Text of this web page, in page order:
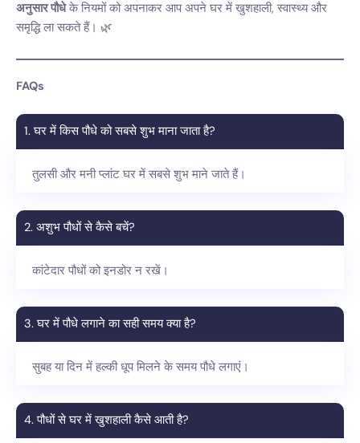
अनुसार पौधेके नियमों को अपनाकर आप अपने घर में खुशहाली, स्वास्थ्य और
समृद्धि ला सकते हैं। 🌿
FAQs
1. घर में किस पौधे को सबसे शुभ माना जाता है?
तुलसी और मनी प्लांट घर में सबसे शुभ माने जाते हैं।
2. अशुभ पौधों से कैसे बचें?
कांटेदार पौधों को इनडोर न रखें।
3. घर में पौधे लगाने का सही समय क्या है?
सुबह या दिन में हल्की धूप मिलने के समय पौधे लगाएं।
4. पौधों से घर में खुशहाली कैसे आती है?